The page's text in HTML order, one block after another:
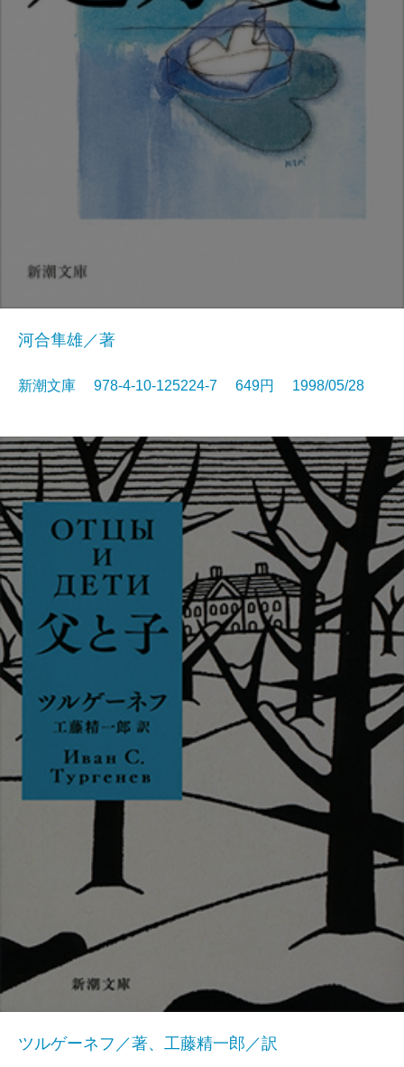
河合隼雄／著
新潮文庫 978-4-10-125224-7 649円 1998/05/28
ツルゲーネフ／著、工藤精一郎／訳